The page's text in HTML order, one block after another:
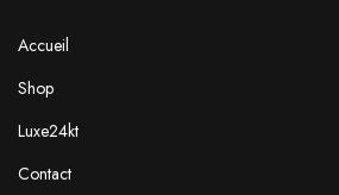
Accueil
Shop
Luxe24kt
Contact